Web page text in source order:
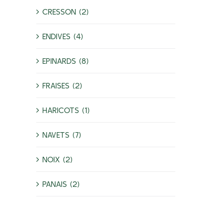
CRESSON (2)
ENDIVES (4)
EPINARDS (8)
FRAISES (2)
HARICOTS (1)
NAVETS (7)
NOIX (2)
PANAIS (2)